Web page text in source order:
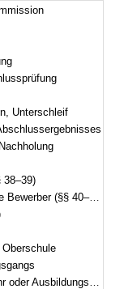
Unterschleif
38–39)
(§§ 40–43)
der Beruflichen Oberschule